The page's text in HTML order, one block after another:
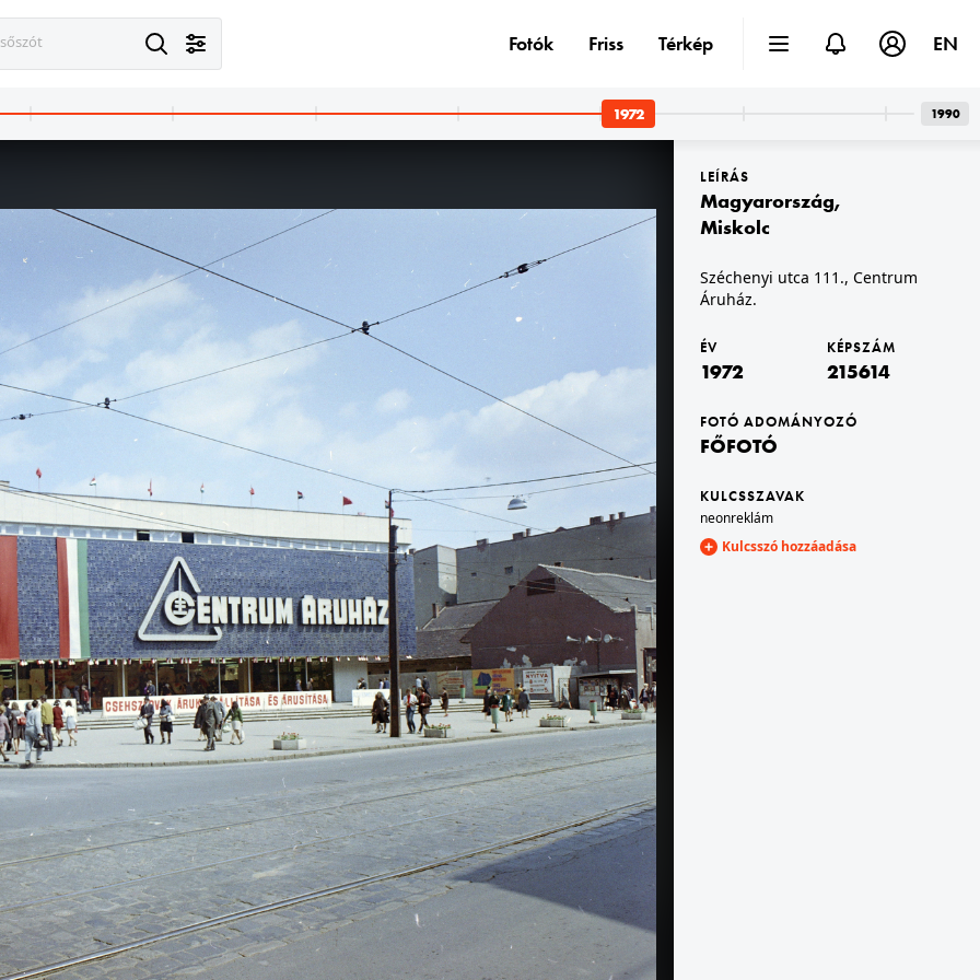
1972 · Budapest XIV. · Városliget
Fővárosi Nagycirkusz.
1972 · Budapest III. · Óbuda
Fő tér 2., Postakocsi étterem.
1972 · Budapest V.
Vörösmarty tér, balra az ORI (Országos Rendező Iroda) székháza.
1972 · Petőháza
cukorgyár.
1972 · Petőháza
cukorgyár.
VII.
37. számú épület.
1972 · Budapest VII.
Városligeti fasor 37. számú épület.
1972 · Budapest VII.
Városligeti fasor 37. számú épület.
1972 · Bőcs
a Borsodi Sörgyár építkezése.
LEÍRÁS
Magyarország,
Miskolc
Széchenyi utca 111., Centrum
Áruház.
ÉV
1972
KÉPSZÁM
215614
FOTÓ ADOMÁNYOZÓ
FŐFOTÓ
KULCSSZAVAK
neonreklám
Kulcsszó hozzáadása
Fotók Friss Térkép EN
1990
1972